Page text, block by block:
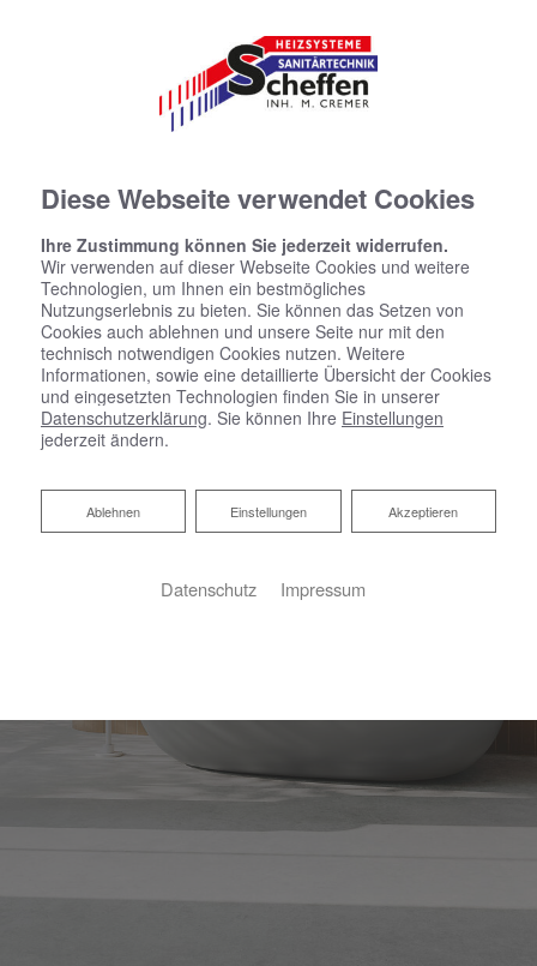
Diese Webseite verwendet Cookies
Ihre Zustimmung können Sie jederzeit widerrufen.
Wir verwenden auf dieser Webseite Cookies und weitere
Technologien, um Ihnen ein bestmögliches
Nutzungserlebnis zu bieten. Sie können das Setzen von
Cookies auch ablehnen und unsere Seite nur mit den
technisch notwendigen Cookies nutzen. Weitere
Informationen, sowie eine detaillierte Übersicht der Cookies
und eingesetzten Technologien finden Sie in unserer
Datenschutzerklärung. Sie können Ihre Einstellungen
jederzeit ändern.
Akzeptieren
Einstellungen
Ablehnen
Ablehnen
Datenschutz Impressum